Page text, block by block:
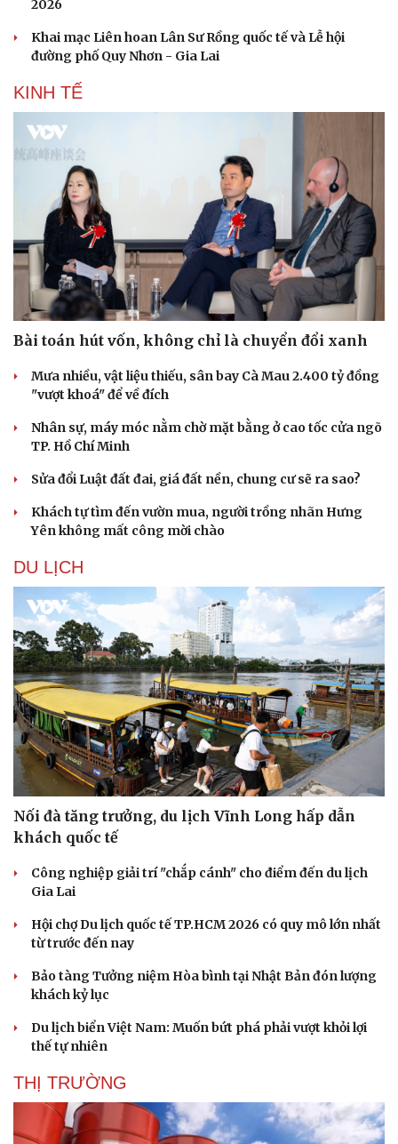
Doanh nghiệp
Doanh nghiệp 24h
Vì cộng đồng
Chuyển đổi số
2026
Khai mạc Liên hoan Lân Sư Rồng quốc tế và Lễ hội
đường phố Quy Nhơn - Gia Lai
KINH TẾ
Bài toán hút vốn, không chỉ là chuyển đổi xanh
Mưa nhiều, vật liệu thiếu, sân bay Cà Mau 2.400 tỷ đồng
"vượt khoá" để về đích
Nhân sự, máy móc nằm chờ mặt bằng ở cao tốc cửa ngõ
TP. Hồ Chí Minh
Sửa đổi Luật đất đai, giá đất nền, chung cư sẽ ra sao?
Khách tự tìm đến vườn mua, người trồng nhãn Hưng
Yên không mất công mời chào
DU LỊCH
Nối đà tăng trưởng, du lịch Vĩnh Long hấp dẫn
khách quốc tế
Công nghiệp giải trí "chắp cánh" cho điểm đến du lịch
Gia Lai
Hội chợ Du lịch quốc tế TP.HCM 2026 có quy mô lớn nhất
từ trước đến nay
Bảo tàng Tưởng niệm Hòa bình tại Nhật Bản đón lượng
khách kỷ lục
Du lịch biển Việt Nam: Muốn bứt phá phải vượt khỏi lợi
thế tự nhiên
THỊ TRƯỜNG